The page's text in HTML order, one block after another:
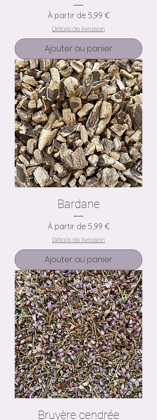
À partir de 5,99 €
Prix promotionnel
Détails de livraison
Ajouter au panier
Bardane
À partir de 5,99 €
Prix promotionnel
Détails de livraison
Ajouter au panier
Bruyère cendrée